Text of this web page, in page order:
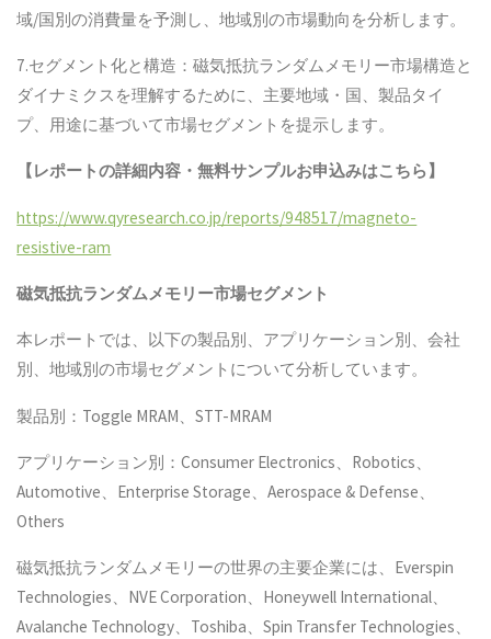
域/国別の消費量を予測し、地域別の市場動向を分析します。
7.セグメント化と構造：磁気抵抗ランダムメモリー市場構造と
ダイナミクスを理解するために、主要地域・国、製品タイ
プ、用途に基づいて市場セグメントを提示します。
【レポートの詳細内容・無料サンプルお申込みはこちら】
https://www.qyresearch.co.jp/reports/948517/magneto-
resistive-ram
磁気抵抗ランダムメモリー市場セグメント
本レポートでは、以下の製品別、アプリケーション別、会社
別、地域別の市場セグメントについて分析しています。
製品別：Toggle MRAM、STT-MRAM
アプリケーション別：Consumer Electronics、Robotics、
Automotive、Enterprise Storage、Aerospace & Defense、
Others
磁気抵抗ランダムメモリーの世界の主要企業には、Everspin
Technologies、NVE Corporation、Honeywell International、
Avalanche Technology、Toshiba、Spin Transfer Technologies、